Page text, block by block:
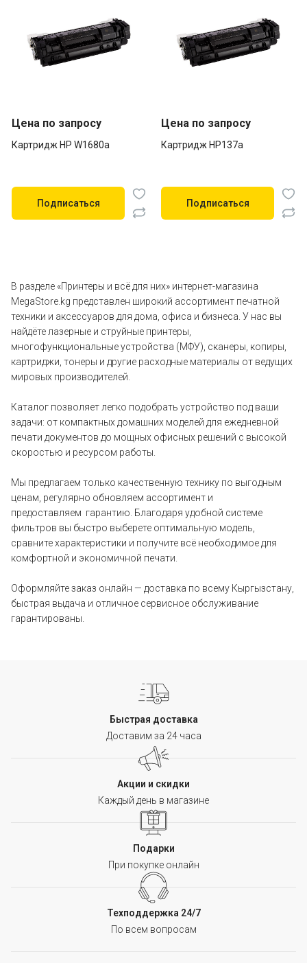
Цена по запросу
Картридж HP W1680a
Подписаться
Цена по запросу
Картридж HP137a
Подписаться
В разделе «Принтеры и всё для них» интернет-магазина
MegaStore.kg представлен широкий ассортимент печатной
техники и аксессуаров для дома, офиса и бизнеса. У нас вы
найдёте лазерные и струйные принтеры,
многофункциональные устройства (МФУ), сканеры, копиры,
картриджи, тонеры и другие расходные материалы от ведущих
мировых производителей.
Каталог позволяет легко подобрать устройство под ваши
задачи: от компактных домашних моделей для ежедневной
печати документов до мощных офисных решений с высокой
скоростью и ресурсом работы.
Мы предлагаем только качественную технику по выгодным
ценам, регулярно обновляем ассортимент и
предоставляем гарантию. Благодаря удобной системе
фильтров вы быстро выберете оптимальную модель,
сравните характеристики и получите всё необходимое для
комфортной и экономичной печати.
Оформляйте заказ онлайн — доставка по всему Кыргызстану,
быстрая выдача и отличное сервисное обслуживание
гарантированы.
Быстрая доставка
Доставим за 24 часа
Акции и скидки
Каждый день в магазине
Подарки
При покупке онлайн
Техподдержка 24/7
По всем вопросам